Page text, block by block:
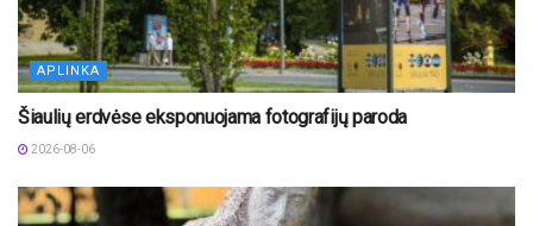
APLINKA
Šiaulių erdvėse eksponuojama fotografijų paroda
2026-08-06